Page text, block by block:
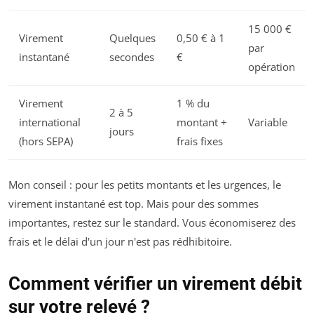
Virement
instantané
Quelques
secondes
0,50 € à 1
€
15 000 €
par
opération
Virement
international
(hors SEPA)
2 à 5
jours
1 % du
montant +
frais fixes
Variable
Mon conseil : pour les petits montants et les urgences, le
virement instantané est top. Mais pour des sommes
importantes, restez sur le standard. Vous économiserez des
frais et le délai d'un jour n'est pas rédhibitoire.
Comment vérifier un virement débit
sur votre relevé ?